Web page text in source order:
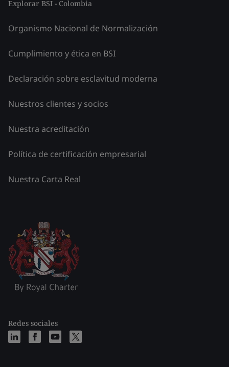
Explorar BSI - Colombia
Organismo Nacional de Normalización
Cumplimiento y ética en BSI
Declaración sobre esclavitud moderna
Nuestros clientes y socios
Nuestra acreditación
Política de certificación empresarial
Nuestra Carta Real
Redes sociales